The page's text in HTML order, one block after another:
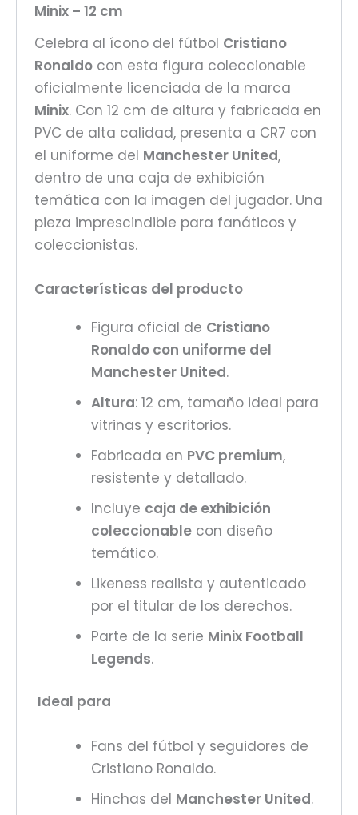
Minix – 12 cm
Celebra al ícono del fútbol Cristiano
Ronaldo con esta figura coleccionable
oficialmente licenciada de la marca
Minix. Con 12 cm de altura y fabricada en
PVC de alta calidad, presenta a CR7 con
el uniforme del Manchester United,
dentro de una caja de exhibición
temática con la imagen del jugador. Una
pieza imprescindible para fanáticos y
coleccionistas.
Características del producto
Figura oficial de Cristiano
Ronaldo con uniforme del
Manchester United.
Altura: 12 cm, tamaño ideal para
vitrinas y escritorios.
Fabricada en PVC premium,
resistente y detallado.
Incluye caja de exhibición
coleccionable con diseño
temático.
Likeness realista y autenticado
por el titular de los derechos.
Parte de la serie Minix Football
Legends.
Ideal para
Fans del fútbol y seguidores de
Cristiano Ronaldo.
Hinchas del Manchester United.